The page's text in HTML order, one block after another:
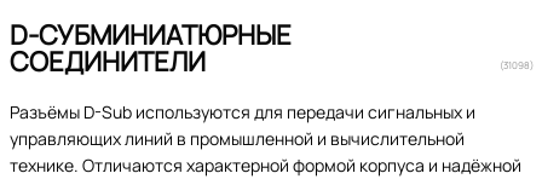
D-СУБМИНИАТЮРНЫЕ
СОЕДИНИТЕЛИ (31098)
Разъёмы D-Sub используются для передачи сигнальных и
управляющих линий в промышленной и вычислительной
технике. Отличаются характерной формой корпуса и надёжной